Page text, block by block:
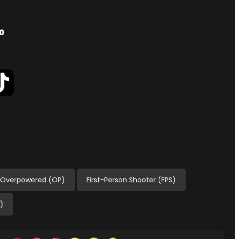
Overpowered (OP) First-Person Shooter (FPS)